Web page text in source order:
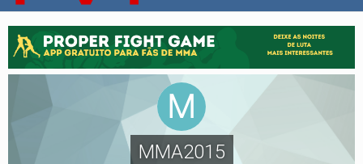
MMA2015